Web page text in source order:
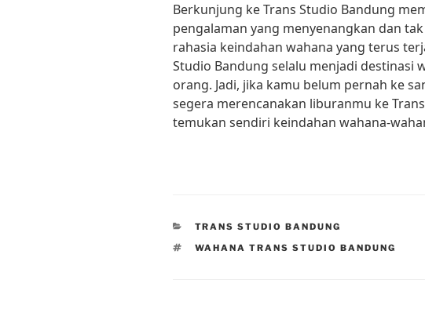
Berkunjung ke Trans Studio Bandung
pengalaman yang menyenangkan dan
rahasia keindahan wahana yang terus
Studio Bandung selalu menjadi destinasi
orang. Jadi, jika kamu belum pernah ke
segera merencanakan liburanmu ke
temukan sendiri keindahan wahana-
CATEGORIES
TRANS STUDIO BANDUNG
TAGS
WAHANA TRANS STUDIO BANDUNG